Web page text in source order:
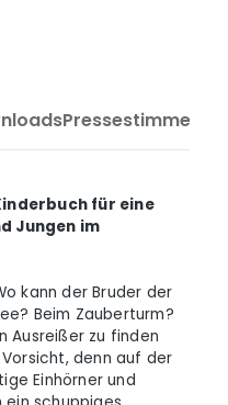
Pressestimmen
für eine
Jungen im
kann der Bruder der
Beim Zauberturm?
Ausreißer zu finden
denn auf der
Einhörner und